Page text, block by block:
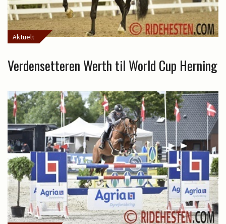
Aktuelt
Verdensetteren Werth til World Cup Herning